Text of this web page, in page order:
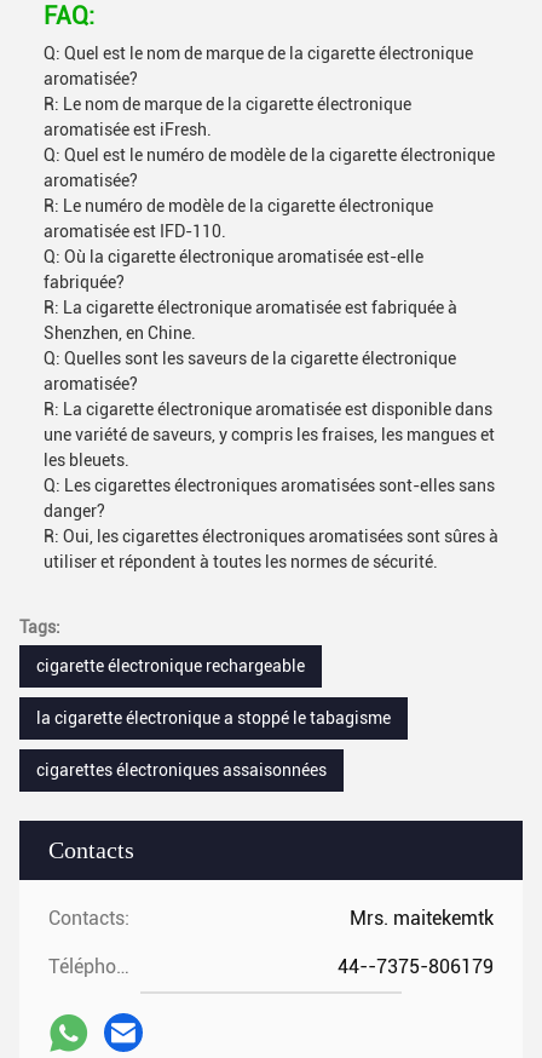
Contacts
Contacts: Mrs. maitekemtk
Téléphone: 44--7375-806179
FAQ:
Q: Quel est le nom de marque de la cigarette électronique
aromatisée?
R: Le nom de marque de la cigarette électronique
aromatisée est iFresh.
Q: Quel est le numéro de modèle de la cigarette électronique
aromatisée?
R: Le numéro de modèle de la cigarette électronique
aromatisée est IFD-110.
Q: Où la cigarette électronique aromatisée est-elle
fabriquée?
R: La cigarette électronique aromatisée est fabriquée à
Shenzhen, en Chine.
Q: Quelles sont les saveurs de la cigarette électronique
aromatisée?
R: La cigarette électronique aromatisée est disponible dans
une variété de saveurs, y compris les fraises, les mangues et
les bleuets.
Q: Les cigarettes électroniques aromatisées sont-elles sans
danger?
R: Oui, les cigarettes électroniques aromatisées sont sûres à
utiliser et répondent à toutes les normes de sécurité.
Tags:
cigarette électronique rechargeable
la cigarette électronique a stoppé le tabagisme
cigarettes électroniques assaisonnées